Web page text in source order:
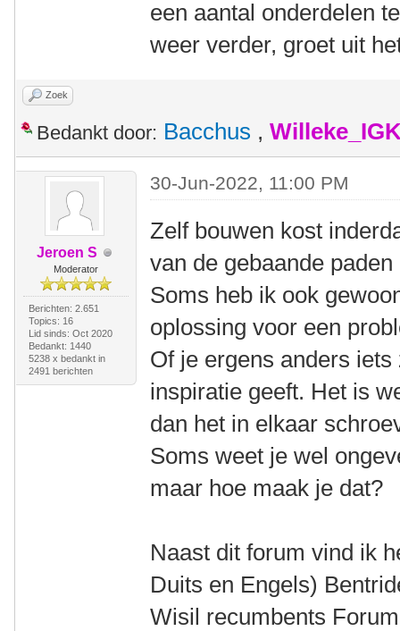
een aantal onderdelen
weer verder, groet uit
Zoek
Bedankt door: Bacchus ,
Jeroen S
Moderator
Berichten: 2.651
Topics: 16
Lid sinds: Oct 2020
Bedankt: 1440
5238 x bedankt in
2491 berichten
30-Jun-2022, 11:00 PM
Zelf bouwen kost
van de gebaande
Soms heb ik ook
oplossing voor een
Of je ergens anders
inspiratie geeft. Het is
dan het in elkaar
Soms weet je wel
maar hoe maak je dat?
Naast dit forum vind ik
Duits en Engels)
Wisil recumbents